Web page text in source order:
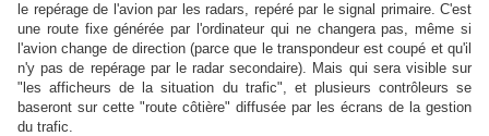
le repérage de l'avion par les radars, repéré par le signal primaire. C'est
une route fixe générée par l'ordinateur qui ne changera pas, même si
l'avion change de direction (parce que le transpondeur est coupé et qu'il
n'y pas de repérage par le radar secondaire). Mais qui sera visible sur
"les afficheurs de la situation du trafic", et plusieurs contrôleurs se
baseront sur cette "route côtière" diffusée par les écrans de la gestion
du trafic.